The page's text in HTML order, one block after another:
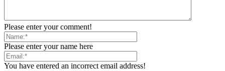
Please enter your comment!
Please enter your name here
You have entered an incorrect email address!